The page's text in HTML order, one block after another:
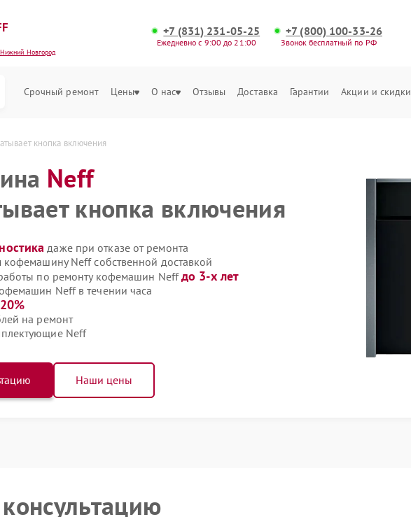
Нижний Новгород
+7 (831) 231-05-25
Ежедневно с 9:00 до 21:00
+7 (800) 100-33-26
Звонок бесплатный по РФ
Срочный ремонт Цены О нас Отзывы Доставка Гарантии Акции и скидки
кнопка включения
Neff
кнопка включения
даже при отказе от ремонта
Neff собственной доставкой
по ремонту кофемашин Neffдо 3-х лет
Neff в течении часа
20%
на ремонт
Neff
Наши цены